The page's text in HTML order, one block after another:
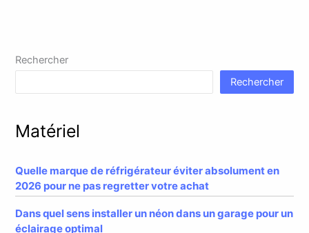
Rechercher
Rechercher
Matériel
Quelle marque de réfrigérateur éviter absolument en
2026 pour ne pas regretter votre achat
Dans quel sens installer un néon dans un garage pour un
éclairage optimal